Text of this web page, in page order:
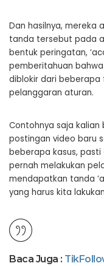
Dan hasilnya, mereka
tanda tersebut pada
bentuk peringatan,
pemberitahuan
diblokir dari beberapa
pelanggaran aturan.
Contohnya saja
postingan video baru
beberapa kasus,
pernah melakukan
mendapatkan tanda
yang harus kita
Baca Juga :